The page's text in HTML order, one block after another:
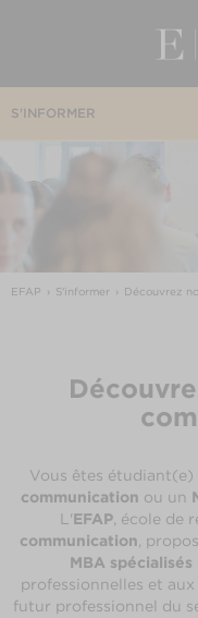
S'INFORMER
EFAP S'informer Découvrez
Vous êtes
communication ou un
L'EFAP, école de
communication ,
MBA spécialisés
professionnelles et
futur professionnel du